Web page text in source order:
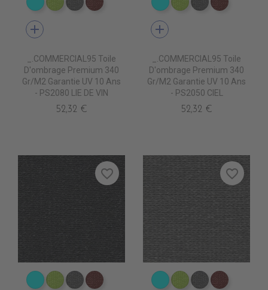
PS2050 CIEL
PS2110 SO GREEN
PS2030 STONE
PS2080 LIE DE VIN
add
_.COMMERCIAL95 Toile
D'ombrage Premium 340
Gr/m2 Garantie UV 10 Ans
- PS2080 LIE DE VIN
52,32 €
PS2050 CIEL
PS2110 SO GREEN
PS2030PS2080
add
_.COMMERCIAL95 Toile
D'ombrage Premium 340
Gr/m2 Garantie UV 10 Ans
- PS2050 CIEL
52,32 €
PS2050 CIEL
PS2110 SO GREEN
PS2030 STONE
PS2080 LIE DE VIN
favorite_border
PS2050 CIEL
PS2110 SO GREEN
PS2030PS2080
favorite_border